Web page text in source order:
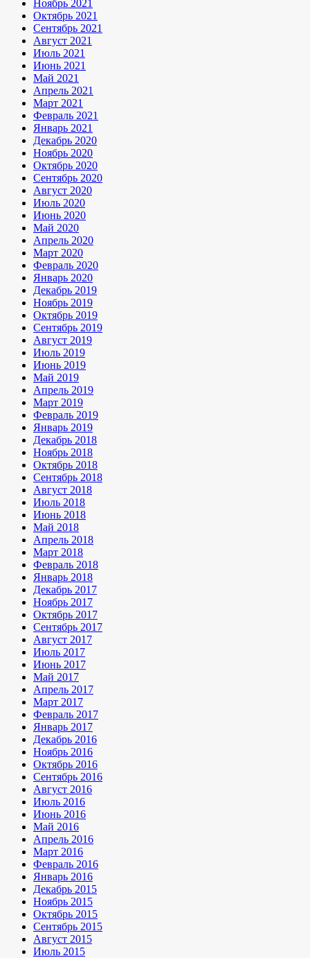
Ноябрь 2021
Октябрь 2021
Сентябрь 2021
Август 2021
Июль 2021
Июнь 2021
Май 2021
Апрель 2021
Март 2021
Февраль 2021
Январь 2021
Декабрь 2020
Ноябрь 2020
Октябрь 2020
Сентябрь 2020
Август 2020
Июль 2020
Июнь 2020
Май 2020
Апрель 2020
Март 2020
Февраль 2020
Январь 2020
Декабрь 2019
Ноябрь 2019
Октябрь 2019
Сентябрь 2019
Август 2019
Июль 2019
Июнь 2019
Май 2019
Апрель 2019
Март 2019
Февраль 2019
Январь 2019
Декабрь 2018
Ноябрь 2018
Октябрь 2018
Сентябрь 2018
Август 2018
Июль 2018
Июнь 2018
Май 2018
Апрель 2018
Март 2018
Февраль 2018
Январь 2018
Декабрь 2017
Ноябрь 2017
Октябрь 2017
Сентябрь 2017
Август 2017
Июль 2017
Июнь 2017
Май 2017
Апрель 2017
Март 2017
Февраль 2017
Январь 2017
Декабрь 2016
Ноябрь 2016
Октябрь 2016
Сентябрь 2016
Август 2016
Июль 2016
Июнь 2016
Май 2016
Апрель 2016
Март 2016
Февраль 2016
Январь 2016
Декабрь 2015
Ноябрь 2015
Октябрь 2015
Сентябрь 2015
Август 2015
Июль 2015